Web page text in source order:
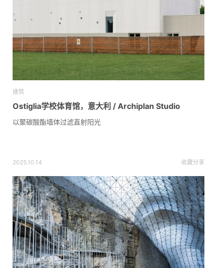
建筑
Ostiglia学校体育馆，意大利 / Archiplan Studio
以聚碳酸酯墙体过滤直射阳光
2025.10.14 收藏分享